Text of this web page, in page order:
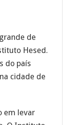
de
Hesed.
do país
cidade de
em levar